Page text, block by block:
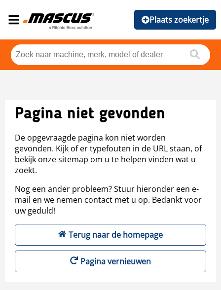
Plaats zoekertje
Pagina niet gevonden
De opgevraagde pagina kon niet worden
gevonden. Kijk of er typefouten in de URL staan, of
bekijk onze sitemap om u te helpen vinden wat u
zoekt.
Nog een ander probleem? Stuur hieronder een e-
mail en we nemen contact met u op. Bedankt voor
uw geduld!
Terug naar de homepage
Pagina vernieuwen